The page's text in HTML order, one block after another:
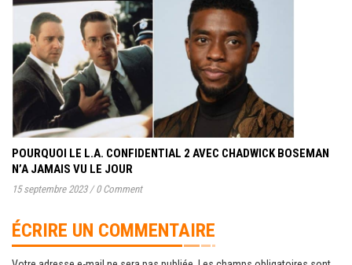
POURQUOI LE L.A. CONFIDENTIAL 2 AVEC CHADWICK BOSEMAN
N’A JAMAIS VU LE JOUR
15 septembre 2023 / 0 Comment
ÉCRIRE UN COMMENTAIRE